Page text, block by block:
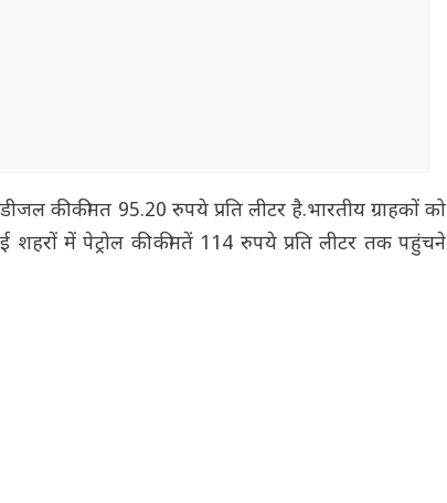
की कीमत 95.20 रुपये प्रति लीटर है.भारतीय ग्राहकों को
में पेट्रोल की कीमतें 114 रुपये प्रति लीटर तक पहुंचने